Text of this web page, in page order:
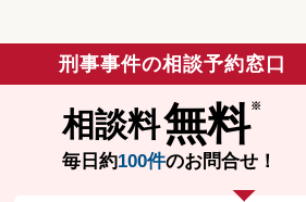
刑事事件の相談予約窓口
相談料無料
毎日約100件のお問合せ！